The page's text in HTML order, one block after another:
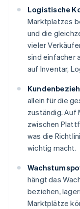
Logistische
Marktplatzes
und die
vieler
sind einfacher
auf Inventar,
allein für die
zuständig. Auf
zwischen
was die
wichtig macht.
hängt das
beziehen,
Marktplätze